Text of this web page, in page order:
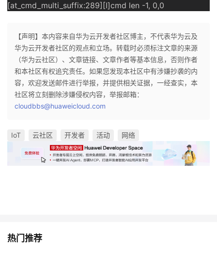
[at_cmd_multi_suffix:289][I]cmd len -1, 0,0
【声明】本内容来自华为云开发者社区博主，不代表华为云及
华为云开发者社区的观点和立场。转载时必须标注文章的来源
（华为云社区）、文章链接、文章作者等基本信息，否则作者
和本社区有权追究责任。如果您发现本社区中有涉嫌抄袭的内
容，欢迎发送邮件进行举报，并提供相关证据，一经查实，本
社区将立刻删除涉嫌侵权内容，举报邮箱：
cloudbbs@huaweicloud.com
IoT 云社区 开发者 活动 网络
热门推荐